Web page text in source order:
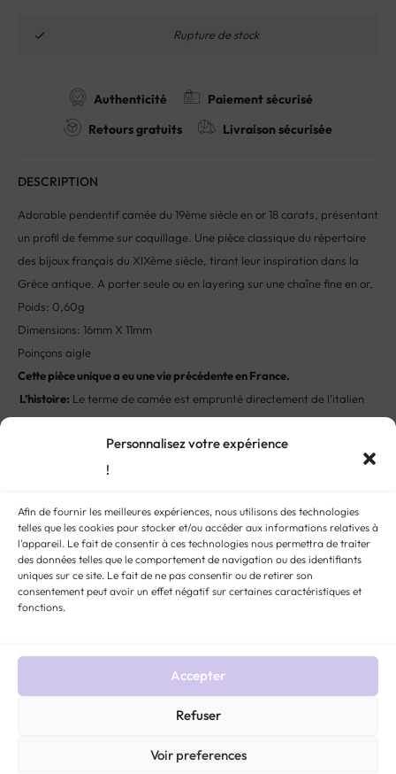
Personnalisez votre expérience
!
Afin de fournir les meilleures expériences, nous utilisons des technologies
telles que les cookies pour stocker et/ou accéder aux informations relatives à
l'appareil. Le fait de consentir à ces technologies nous permettra de traiter
des données telles que le comportement de navigation ou des identifiants
uniques sur ce site. Le fait de ne pas consentir ou de retirer son
consentement peut avoir un effet négatif sur certaines caractéristiques et
fonctions.
Accepter
Refuser
Voir preferences
Rupture de stock
Authenticité
Paiement sécurisé
Retours gratuits
Livraison sécurisée
DESCRIPTION
Adorable pendentif camée du 19ème siècle en or 18 carats, présentant
un profil de femme sur coquillage. Une pièce classique du répertoire
des bijoux français du XIXème siècle, tirant leur inspiration dans la
Grèce antique. A porter seule ou en layering sur une chaîne fine en or,
Poids: 0,60g
Dimensions: 16mm X 11mm
Poinçons aigle
Cette pièce unique a eu une vie précédente en France.
L’histoire: Le terme de camée est emprunté directement de l’italien
Cameo qui a la même origine que le mot camaïeu (un dégradé de
couleurs d’une même tonalité). Ils consistent à graver sur pierre
(calcédoine) ou sur coquillage, un motif en relief sur la partie blanche
en fond. Cet art de graver la pierre, ou glyptique, concerne les
camées mais également les intailles (pierres gravées en creux). Les
premiers camées remontent à la Grèce et la Rome Antique. Ils
affichaient alors des images de dieux et de déesses, des héros, des
dirigeants, des figures religieuses ou encore des événements
COLLIERS ANCIENS ET VINTAGE MÉTAL :
TITRES
PIERRE :CAMÉE ÉPOQUE :19ÈME GENRE :BIJOUX FEMMES ANCIENS ET
VINTAGE